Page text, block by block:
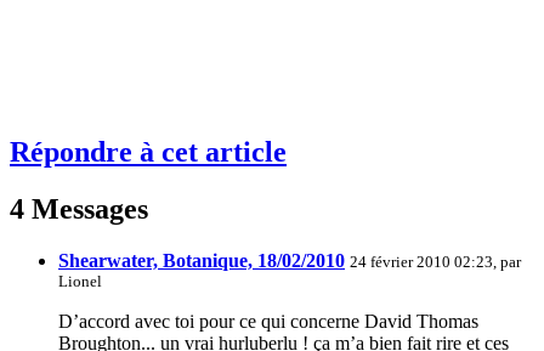
Répondre à cet article
4 Messages
Shearwater, Botanique, 18/02/2010 24 février 2010 02:23, par
Lionel
D’accord avec toi pour ce qui concerne David Thomas
Broughton... un vrai hurluberlu ! ça m’a bien fait rire et ces